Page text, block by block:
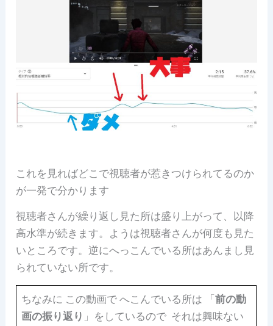
これを見ればどこで視聴者が惹きつけられてるのか
が一発で分かります
視聴者さんが繰り返し見た所は盛り上がって、以降
高水準が続きます。ようは視聴者さんが何度も見た
いところです。逆にへっこんでいる所はあんまし見
られていない所です。
ちなみに この動画で へこんでいる所は 「前の動
画の振り返り 」をしているので それは興味ない